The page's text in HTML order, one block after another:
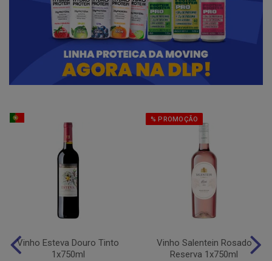
Vinho Esteva Douro Tinto
1x750ml
% PROMOÇÃO
Vinho Salentein Rosado
Reserva 1x750ml